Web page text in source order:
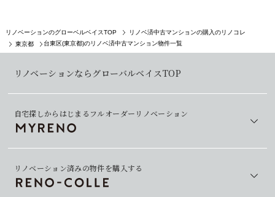
リノベーションのグローベルベイスTOP
リノベ済中古マンションの購入のリノコレ
東京都
台東区(東京都)のリノベ済中古マンション物件一覧
リノベーションならグローバルベイスTOP
自宅探しからはじまるフルオーダーリノベーション
リノベーション済みの物件を購入する